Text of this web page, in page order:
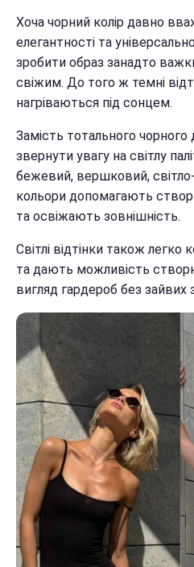
Хоча чорний колір давно
елегантності та
зробити образ занадто
свіжим. До того ж темні
нагріваються під сонцем.
Замість тотального
звернути увагу на світлу
бежевий, вершковий,
кольори допомагають
та освіжають зовнішність.
Світлі відтінки також
та дають можливість
вигляд гардероб без зайвих